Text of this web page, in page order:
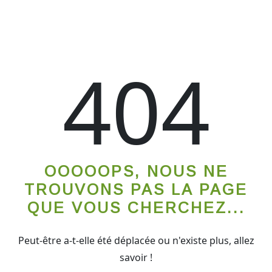
404
OOOOOPS, NOUS NE
TROUVONS PAS LA PAGE
QUE VOUS CHERCHEZ...
Peut-être a-t-elle été déplacée ou n'existe plus, allez
savoir !